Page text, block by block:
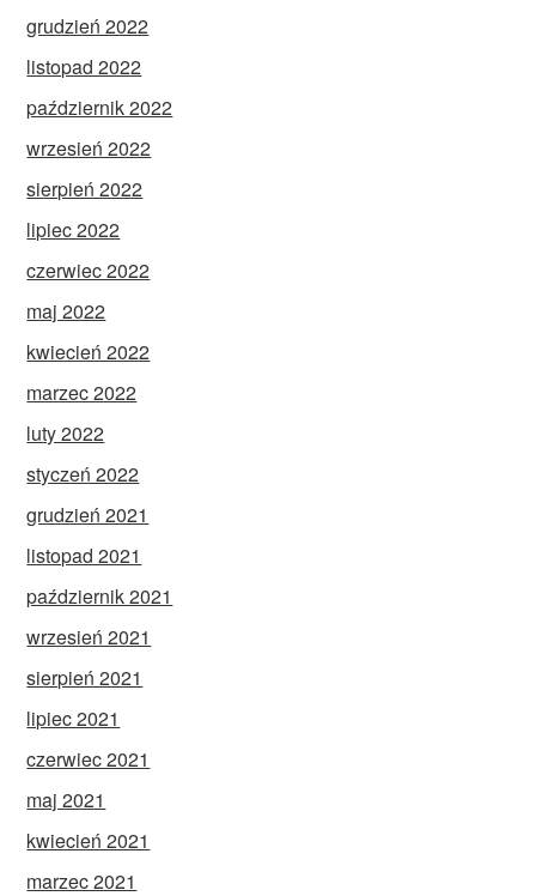
grudzień 2022
listopad 2022
październik 2022
wrzesień 2022
sierpień 2022
lipiec 2022
czerwiec 2022
maj 2022
kwiecień 2022
marzec 2022
luty 2022
styczeń 2022
grudzień 2021
listopad 2021
październik 2021
wrzesień 2021
sierpień 2021
lipiec 2021
czerwiec 2021
maj 2021
kwiecień 2021
marzec 2021